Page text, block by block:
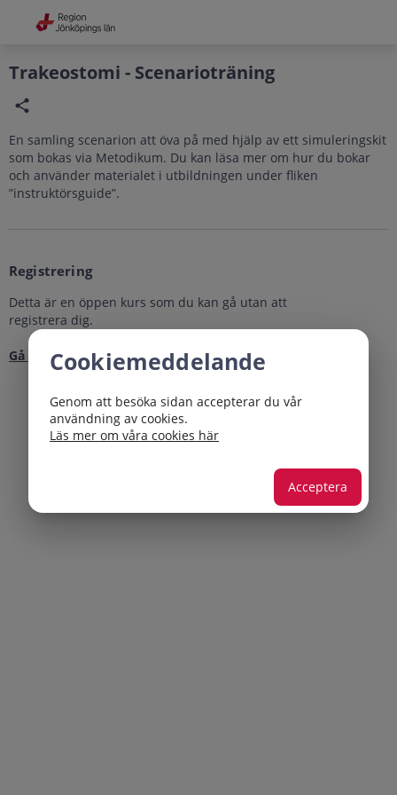
Grade
Portal
Trakeostomi - Scenarioträning
En samling scenarion att öva på med hjälp av ett simuleringskit
som bokas via Metodikum. Du kan läsa mer om hur du bokar
och använder materialet i utbildningen under fliken
”instruktörsguide”.
Registrering
Detta är en öppen kurs som du kan gå utan att
registrera dig.
Gå till kursenCookiemeddelande
Genom att besöka sidan accepterar du vår
användning av cookies.
Läs mer om våra cookies här
Acceptera